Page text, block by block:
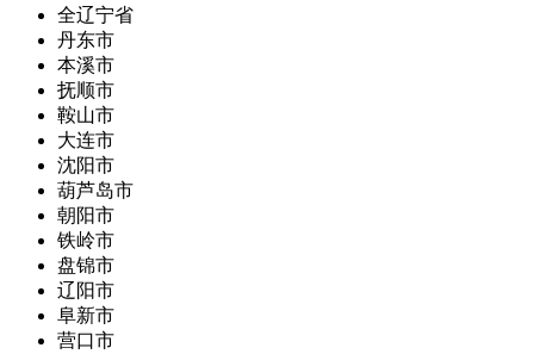
全辽宁省
丹东市
本溪市
抚顺市
鞍山市
大连市
沈阳市
葫芦岛市
朝阳市
铁岭市
盘锦市
辽阳市
阜新市
营口市